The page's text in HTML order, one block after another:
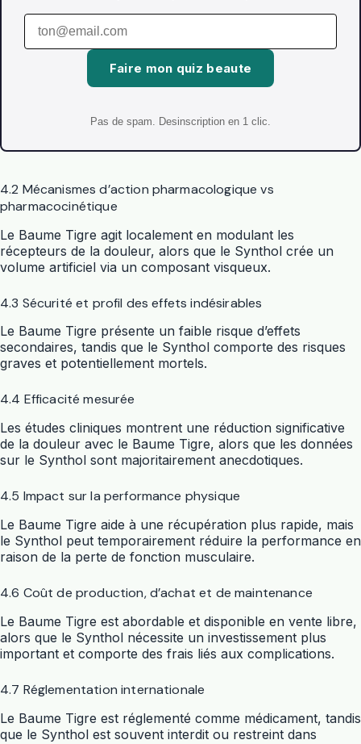
Faire mon quiz beaute
Pas de spam. Desinscription en 1 clic.
4.2 Mécanismes d’action pharmacologique vs
pharmacocinétique
Le Baume Tigre agit localement en modulant les
récepteurs de la douleur, alors que le Synthol crée un
volume artificiel via un composant visqueux.
4.3 Sécurité et profil des effets indésirables
Le Baume Tigre présente un faible risque d’effets
secondaires, tandis que le Synthol comporte des risques
graves et potentiellement mortels.
4.4 Efficacité mesurée
Les études cliniques montrent une réduction significative
de la douleur avec le Baume Tigre, alors que les données
sur le Synthol sont majoritairement anecdotiques.
4.5 Impact sur la performance physique
Le Baume Tigre aide à une récupération plus rapide, mais
le Synthol peut temporairement réduire la performance en
raison de la perte de fonction musculaire.
4.6 Coût de production, d’achat et de maintenance
Le Baume Tigre est abordable et disponible en vente libre,
alors que le Synthol nécessite un investissement plus
important et comporte des frais liés aux complications.
4.7 Réglementation internationale
Le Baume Tigre est réglementé comme médicament, tandis
que le Synthol est souvent interdit ou restreint dans